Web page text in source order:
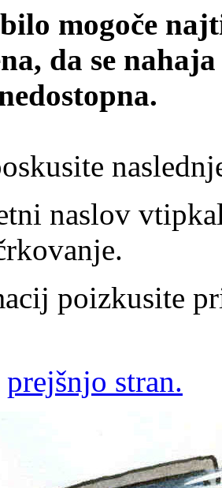
mogoče
da se
naslov
poizkusite
prejšnjo stran.